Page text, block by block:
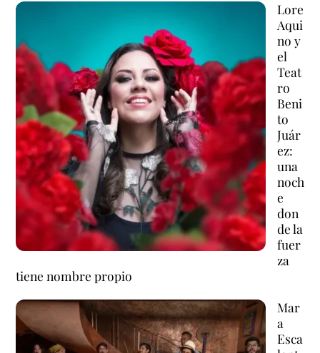
Lore
Aqui
no y
el
Teat
ro
Beni
to
Juár
ez:
una
noch
e
don
de la
fuer
za
tiene nombre propio
Mar
a
Esca